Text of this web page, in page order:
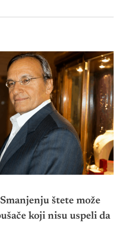
štete može
koji nisu uspeli da